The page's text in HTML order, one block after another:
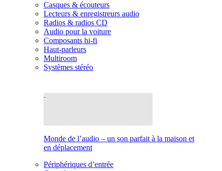
Casques & écouteurs
Lecteurs & enregistreurs audio
Radios & radios CD
Audio pour la voiture
Composants hi-fi
Haut-parleurs
Multiroom
Systèmes stéréo
Monde de l’audio – un son parfait à la maison et
en déplacement
Périphériques d’entrée